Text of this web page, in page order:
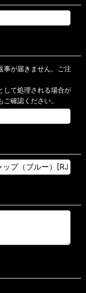
事が届きません。ご注
して処理される場合が
確認ください。